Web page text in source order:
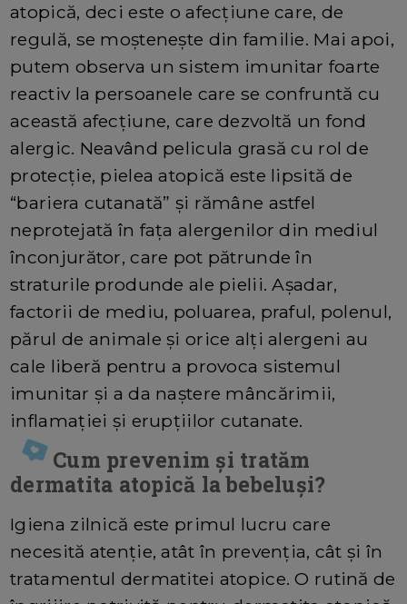
atopică, deci este o afecțiune care, de
regulă, se moștenește din familie. Mai apoi,
putem observa un sistem imunitar foarte
reactiv la persoanele care se confruntă cu
această afecțiune, care dezvoltă un fond
alergic. Neavând pelicula grasă cu rol de
protecție, pielea atopică este lipsită de
“bariera cutanată” și rămâne astfel
neprotejată în fața alergenilor din mediul
înconjurător, care pot pătrunde în
straturile produnde ale pielii. Așadar,
factorii de mediu, poluarea, praful, polenul,
părul de animale și orice alți alergeni au
cale liberă pentru a provoca sistemul
imunitar și a da naștere mâncărimii,
inflamației și erupțiilor cutanate.
Cum prevenim și tratăm
dermatita atopică la bebeluși?
Igiena zilnică este primul lucru care
necesită atenție, atât în prevenția, cât și în
tratamentul dermatitei atopice. O rutină de